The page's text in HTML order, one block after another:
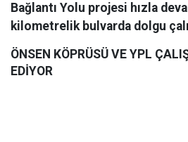
Bağlantı Yolu projesi hızla
kilometrelik bulvarda dolgu
ÖNSEN KÖPRÜSÜ VE YPL
EDİYOR